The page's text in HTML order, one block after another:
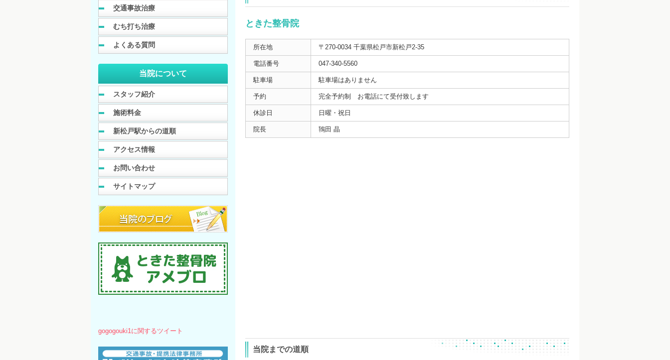
ときた整骨院
所在地 〒270-0034 千葉県松戸市新松戸2-35
電話番号 047-340-5560
駐車場 駐車場はありません
予約 完全予約制 お電話にて受付致します
休診日 日曜・祝日
院長 鴇田 晶
当院までの道順
交通事故治療
むち打ち治療
よくある質問
当院について
スタッフ紹介
施術料金
新松戸駅からの道順
アクセス情報
お問い合わせ
サイトマップ
gogogouki1に関するツイート